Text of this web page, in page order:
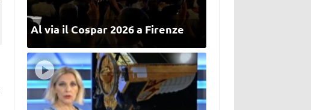
Al via il Cospar 2026 a Firenze